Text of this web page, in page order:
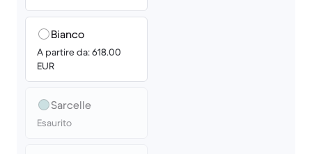
Bianco
A partire da: 618.00
EUR
Sarcelle
Esaurito